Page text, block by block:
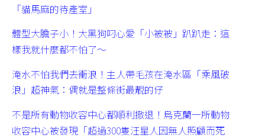
「貓馬麻的待產室」
體型大膽子小！大黑狗叼心愛「小被被」趴趴走：這
樣我就什麼都不怕了～
淹水不怕我們去衝浪！主人帶毛孩在淹水區「乘風破
浪」超神氣：偶就是整條街最靚的仔
不是所有動物收容中心都順利撤退！烏克蘭一所動物
收容中心被發現「超過300隻汪星人因無人照顧而死